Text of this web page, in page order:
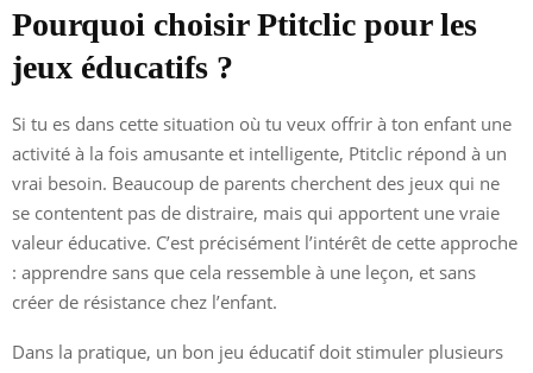
Pourquoi choisir Ptitclic pour les
jeux éducatifs ?
Si tu es dans cette situation où tu veux offrir à ton enfant une
activité à la fois amusante et intelligente, Ptitclic répond à un
vrai besoin. Beaucoup de parents cherchent des jeux qui ne
se contentent pas de distraire, mais qui apportent une vraie
valeur éducative. C’est précisément l’intérêt de cette approche
: apprendre sans que cela ressemble à une leçon, et sans
créer de résistance chez l’enfant.
Dans la pratique, un bon jeu éducatif doit stimuler plusieurs